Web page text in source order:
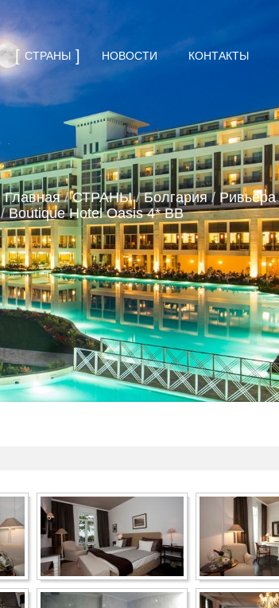
СТРАНЫ НОВОСТИ КОНТАКТЫ
Главная / СТРАНЫ / Болгария / Ривьера
/ Boutique Hotel Oasis 4* BB